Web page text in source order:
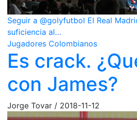
Seguir a @golyfutbol El Real
suficiencia al…
Jugadores Colombianos
Es crack.
con James?
Jorge Tovar / 2018-11-12